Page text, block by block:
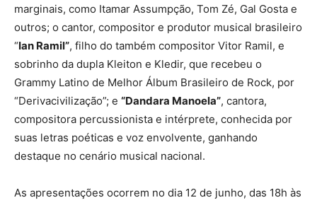
marginais, como Itamar Assumpção, Tom Zé, Gal Gosta e
outros; o cantor, compositor e produtor musical brasileiro
“Ian Ramil”, filho do também compositor Vitor Ramil, e
sobrinho da dupla Kleiton e Kledir, que recebeu o
Grammy Latino de Melhor Álbum Brasileiro de Rock, por
“Derivacivilização”; e “Dandara Manoela”, cantora,
compositora percussionista e intérprete, conhecida por
suas letras poéticas e voz envolvente, ganhando
destaque no cenário musical nacional.
As apresentações ocorrem no dia 12 de junho, das 18h às